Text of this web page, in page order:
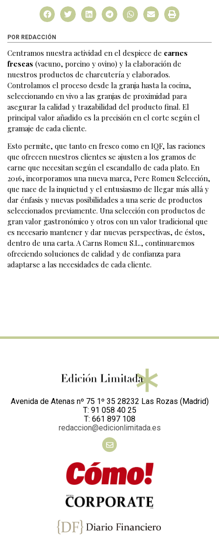
POR REDACCIÓN
Centramos nuestra actividad en el despiece de carnes
frescas (vacuno, porcino y ovino) y la elaboración de
nuestros productos de charcutería y elaborados.
Controlamos el proceso desde la granja hasta la cocina,
seleccionando en vivo a las granjas de proximidad para
asegurar la calidad y trazabilidad del producto final. El
principal valor añadido es la precisión en el corte según el
gramaje de cada cliente.
Esto permite, que tanto en fresco como en IQF, las raciones
que ofrecen nuestros clientes se ajusten a los gramos de
carne que necesitan según el escandallo de cada plato. En
2016, incorporamos una nueva marca, Pere Romeu Selección,
que nace de la inquietud y el entusiasmo de llegar más allá y
dar énfasis y nuevas posibilidades a una serie de productos
seleccionados previamente. Una selección con productos de
gran valor gastronómico y otros con un valor tradicional que
es necesario mantener y dar nuevas perspectivas, de éstos,
dentro de una carta. A Carns Romeu S.L., continuaremos
ofreciendo soluciones de calidad y de confianza para
adaptarse a las necesidades de cada cliente.
Avenida de Atenas nº 75 1º 35 28232 Las Rozas (Madrid)
T: 91 058 40 25
T: 661 897 108
redaccion@edicionlimitada.es